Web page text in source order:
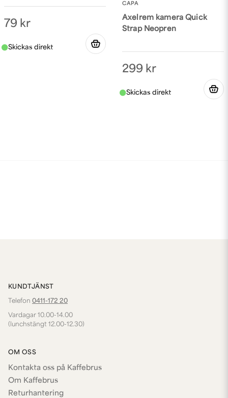
79 kr
CAPA
Axelrem kamera Quick
Strap Neopren
299 kr
KUNDTJÄNST
Telefon 0411-172 20
Vardagar 10.00-14.00
(lunchstängt 12.00-12.30)
OM OSS
Kontakta oss på Kaffebrus
Om Kaffebrus
Returhantering